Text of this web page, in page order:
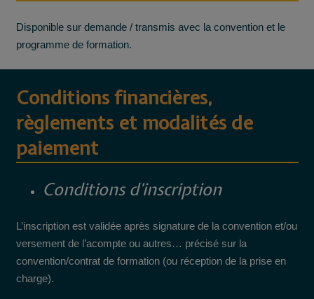
Disponible sur demande / transmis avec la convention et le
programme de formation.
Conditions financières,
règlements et modalités de
paiement
Conditions d’inscription
L’inscription est validée après signature de la convention et/ou
versement de l’acompte ou autres… précisé sur la
convention/contrat de formation (ou réception de la prise en
charge).